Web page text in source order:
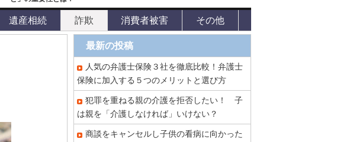
遺産相続 詐欺 消費者被害 その他
最新の投稿
人気の弁護士保険３社を徹底比較！弁護士
保険に加入する５つのメリットと選び方
犯罪を重ねる親の介護を拒否したい！ 子
は親を「介護しなければ」いけない？
商談をキャンセルし子供の看病に向かった